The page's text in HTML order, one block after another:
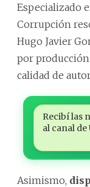
Especializado
Corrupción
Hugo Javier
por
calidad de
Recibí las
al canal de
Asimismo,